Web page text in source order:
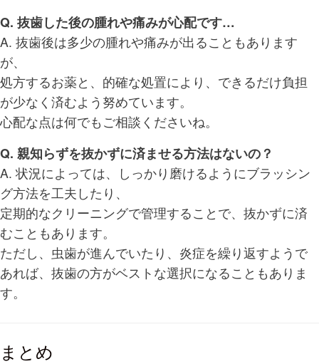
Q. 抜歯した後の腫れや痛みが心配です…
A. 抜歯後は多少の腫れや痛みが出ることもあります
が、
処方するお薬と、的確な処置により、できるだけ負担
が少なく済むよう努めています。
心配な点は何でもご相談くださいね。
Q. 親知らずを抜かずに済ませる方法はないの？
A. 状況によっては、しっかり磨けるようにブラッシン
グ方法を工夫したり、
定期的なクリーニングで管理することで、抜かずに済
むこともあります。
ただし、虫歯が進んでいたり、炎症を繰り返すようで
あれば、抜歯の方がベストな選択になることもありま
す。
まとめ